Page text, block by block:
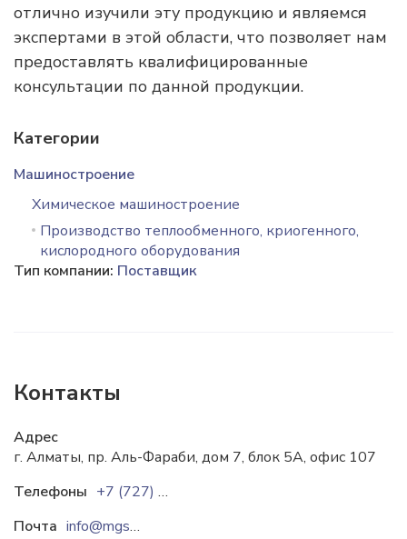
отлично изучили эту продукцию и являемся
экспертами в этой области, что позволяет нам
предоставлять квалифицированные
консультации по данной продукции.
Категории
Машиностроение
Химическое машиностроение
Производство теплообменного, криогенного,
кислородного оборудования
Тип компании: Поставщик
Контакты
Адрес
г. Алматы, пр. Аль-Фараби, дом 7, блок 5А, офис 107
Телефоны
+7 (727) 221 88 18
Почта
info@mgs.kz